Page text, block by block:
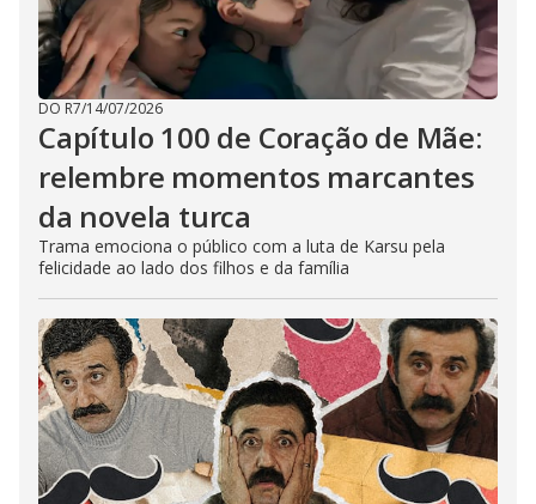
DO R7/14/07/2026
Capítulo 100 de Coração de Mãe:
relembre momentos marcantes
da novela turca
Trama emociona o público com a luta de Karsu pela
felicidade ao lado dos filhos e da família